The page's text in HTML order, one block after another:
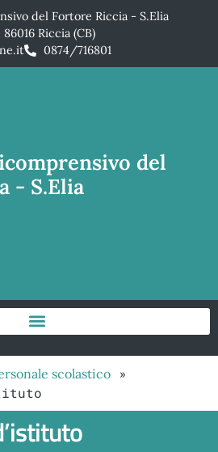
del Fortore Riccia - S.Elia
Riccia (CB)
0874/716801
del
- S.Elia
scolastico »